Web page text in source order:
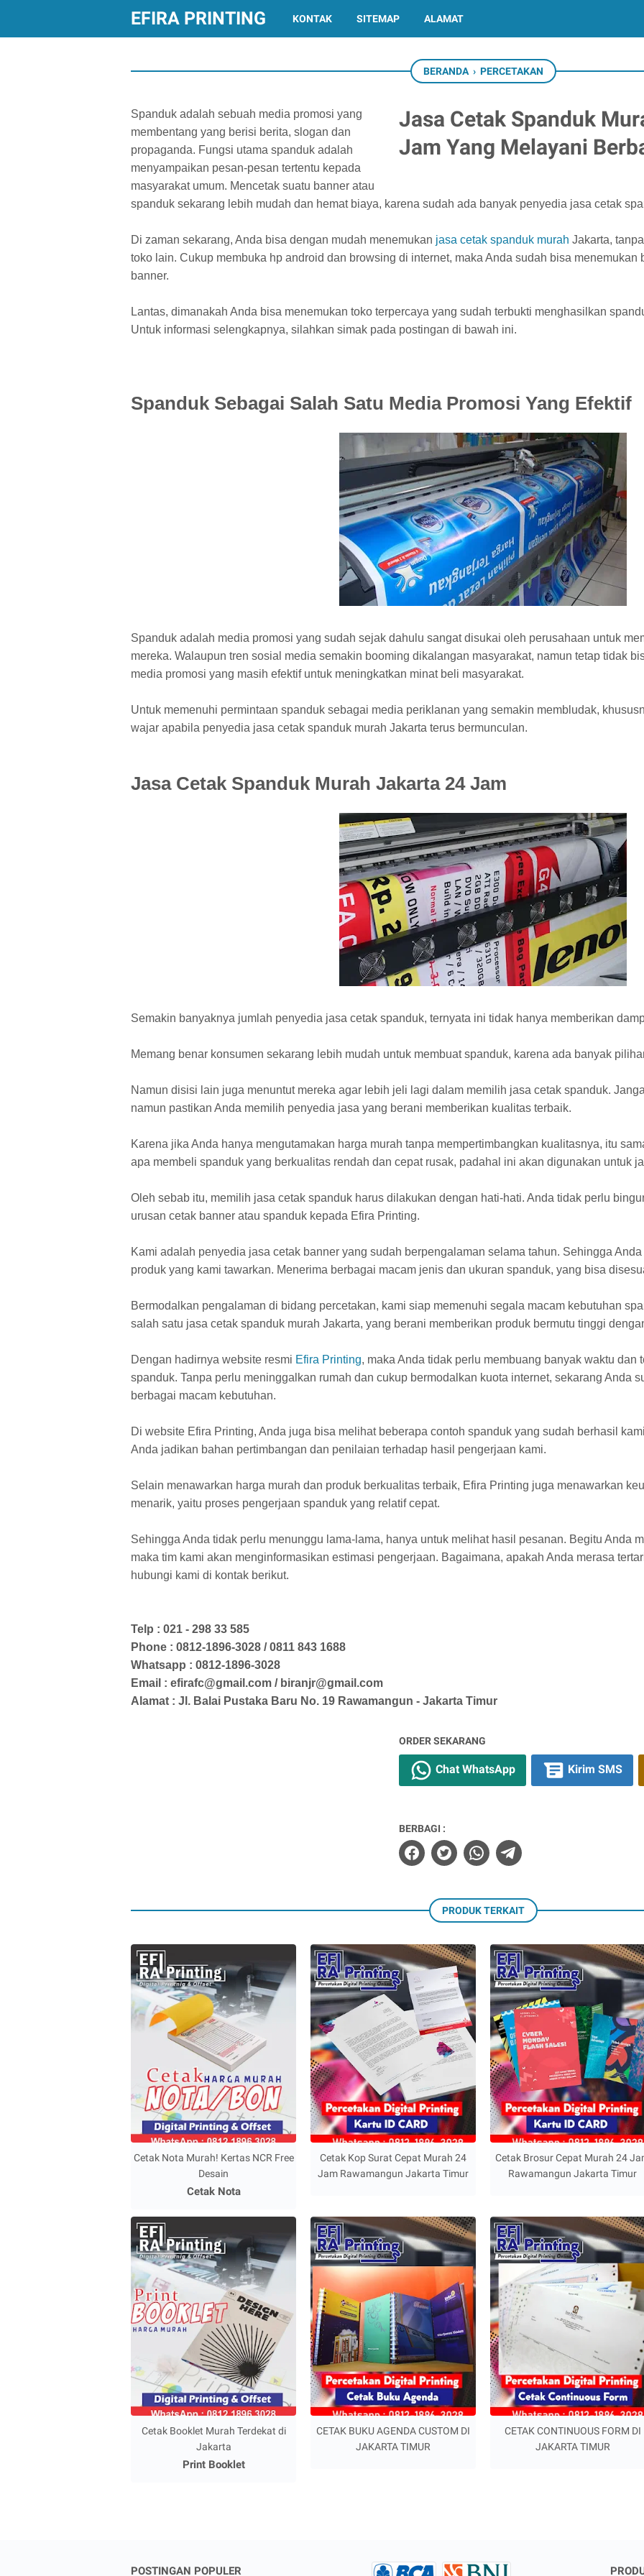
EFIRA PRINTING KONTAK SITEMAP ALAMAT
BERANDA › PERCETAKAN
Jasa Cetak Spanduk
Jam Yang Melayani
Spanduk adalah sebuah media promosi yang
membentang yang berisi berita, slogan dan
propaganda. Fungsi utama spanduk adalah
menyampaikan pesan-pesan tertentu kepada
masyarakat umum. Mencetak suatu banner atau
spanduk sekarang lebih mudah dan hemat biaya, karena sudah ada banyak penyedia jasa cetak
Di zaman sekarang, Anda bisa dengan mudah menemukan jasa cetak spanduk murah Jakarta,
toko lain. Cukup membuka hp android dan browsing di internet, maka Anda sudah bisa menemukan
banner.
Lantas, dimanakah Anda bisa menemukan toko terpercaya yang sudah terbukti menghasilkan
Untuk informasi selengkapnya, silahkan simak pada postingan di bawah ini.
Spanduk Sebagai Salah Satu Media Promosi Yang Efektif
Spanduk adalah media promosi yang sudah sejak dahulu sangat disukai oleh perusahaan untuk
mereka. Walaupun tren sosial media semakin booming dikalangan masyarakat, namun tetap tidak
media promosi yang masih efektif untuk meningkatkan minat beli masyarakat.
Untuk memenuhi permintaan spanduk sebagai media periklanan yang semakin membludak,
wajar apabila penyedia jasa cetak spanduk murah Jakarta terus bermunculan.
Jasa Cetak Spanduk Murah Jakarta 24 Jam
Semakin banyaknya jumlah penyedia jasa cetak spanduk, ternyata ini tidak hanya memberikan
Memang benar konsumen sekarang lebih mudah untuk membuat spanduk, karena ada banyak
Namun disisi lain juga menuntut mereka agar lebih jeli lagi dalam memilih jasa cetak spanduk.
namun pastikan Anda memilih penyedia jasa yang berani memberikan kualitas terbaik.
Karena jika Anda hanya mengutamakan harga murah tanpa mempertimbangkan kualitasnya, itu
apa membeli spanduk yang berkualitas rendah dan cepat rusak, padahal ini akan digunakan untuk
Oleh sebab itu, memilih jasa cetak spanduk harus dilakukan dengan hati-hati. Anda tidak perlu
urusan cetak banner atau spanduk kepada Efira Printing.
Kami adalah penyedia jasa cetak banner yang sudah berpengalaman selama tahun. Sehingga
produk yang kami tawarkan. Menerima berbagai macam jenis dan ukuran spanduk, yang bisa
Bermodalkan pengalaman di bidang percetakan, kami siap memenuhi segala macam kebutuhan
salah satu jasa cetak spanduk murah Jakarta, yang berani memberikan produk bermutu tinggi
Dengan hadirnya website resmi Efira Printing, maka Anda tidak perlu membuang banyak waktu dan
spanduk. Tanpa perlu meninggalkan rumah dan cukup bermodalkan kuota internet, sekarang Anda
berbagai macam kebutuhan.
Di website Efira Printing, Anda juga bisa melihat beberapa contoh spanduk yang sudah berhasil
Anda jadikan bahan pertimbangan dan penilaian terhadap hasil pengerjaan kami.
Selain menawarkan harga murah dan produk berkualitas terbaik, Efira Printing juga menawarkan
menarik, yaitu proses pengerjaan spanduk yang relatif cepat.
Sehingga Anda tidak perlu menunggu lama-lama, hanya untuk melihat hasil pesanan. Begitu Anda
maka tim kami akan menginformasikan estimasi pengerjaan. Bagaimana, apakah Anda merasa
hubungi kami di kontak berikut.
Telp : 021 - 298 33 585
Phone : 0812-1896-3028 / 0811 843 1688
Whatsapp : 0812-1896-3028
Email : efirafc@gmail.com / biranjr@gmail.com
Alamat : Jl. Balai Pustaka Baru No. 19 Rawamangun - Jakarta Timur
ORDER SEKARANG
Chat WhatsApp Kirim SMS
BERBAGI :
PRODUK TERKAIT
Cetak Nota Murah! Kertas NCR Free
Desain
Cetak Nota
Cetak Kop Surat Cepat Murah 24
Jam Rawamangun Jakarta Timur
Cetak Brosur Cepat Murah 24
Rawamangun Jakarta Timur
Cetak Booklet Murah Terdekat di
Jakarta
Print Booklet
CETAK BUKU AGENDA CUSTOM DI
JAKARTA TIMUR
CETAK CONTINUOUS FORM DI
JAKARTA TIMUR
POSTINGAN POPULER